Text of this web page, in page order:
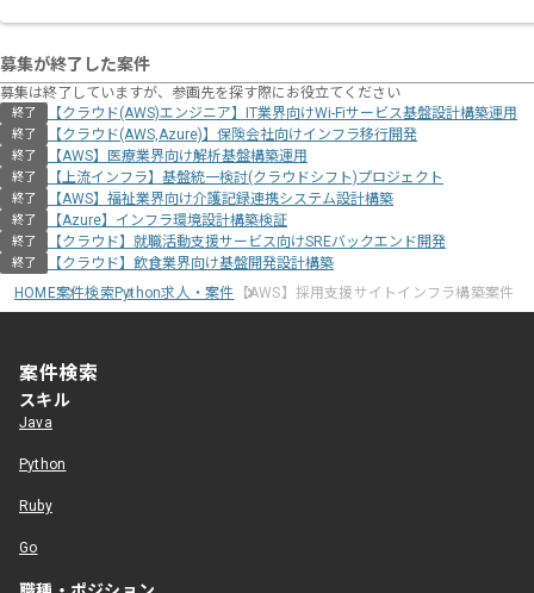
募集が終了した案件
募集は終了していますが、参画先を探す際にお役立てください
終了 【クラウド(AWS)エンジニア】IT業界向けWi-Fiサービス基盤設計構築運用
終了 【クラウド(AWS,Azure)】保険会社向けインフラ移行開発
終了 【AWS】医療業界向け解析基盤構築運用
終了 【上流インフラ】基盤統一検討(クラウドシフト)プロジェクト
終了 【AWS】福祉業界向け介護記録連携システム設計構築
終了 【Azure】インフラ環境設計構築検証
終了 【クラウド】就職活動支援サービス向けSREバックエンド開発
終了
【クラウド】飲食業界向け基盤開発設計構築
HOME案件検索Python求人・案件 【AWS】採用支援サイトインフラ構築案件
案件検索
スキル
Java
Python
Ruby
Go